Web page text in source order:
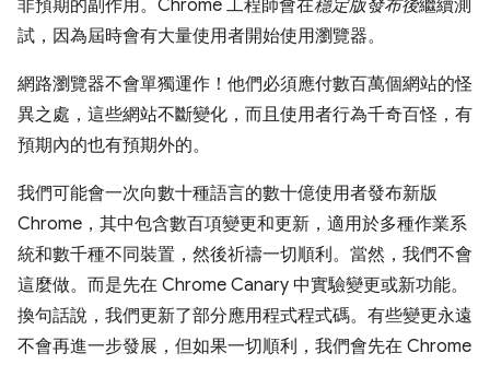
非預期的副作用。Chrome 工程師會在穩定版發布後繼續測
試，因為屆時會有大量使用者開始使用瀏覽器。
網路瀏覽器不會單獨運作！他們必須應付數百萬個網站的怪
異之處，這些網站不斷變化，而且使用者行為千奇百怪，有
預期內的也有預期外的。
我們可能會一次向數十種語言的數十億使用者發布新版
Chrome，其中包含數百項變更和更新，適用於多種作業系
統和數千種不同裝置，然後祈禱一切順利。當然，我們不會
這麼做。而是先在 Chrome Canary 中實驗變更或新功能。
換句話說，我們更新了部分應用程式程式碼。有些變更永遠
不會再進一步發展，但如果一切順利，我們會先在 Chrome